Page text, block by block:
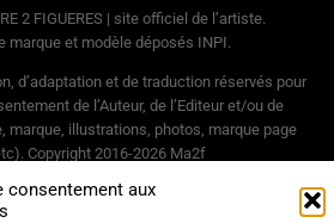
consentement aux
2 FIGUERES | site officiel de l’artiste.
marque et modèle déposés INPI.
d’adaptation et de traduction réservés pour
de l’Auteur, de l’Editeur et/ou de
marque, illustrations, photos, marque page
Copyright 2016-2026 Ma2f
personnelles et cookies